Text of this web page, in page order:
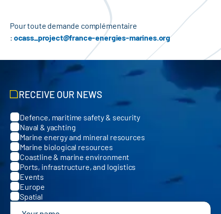
Pour toute demande complémentaire
: ocass_project@france-energies-marines.org
RECEIVE OUR NEWS
Categories
Defence, maritime safety & security
Naval & yachting
Marine energy and mineral resources
Marine biological resources
Coastline & marine environment
Ports, infrastructure, and logistics
Events
Europe
Spatial